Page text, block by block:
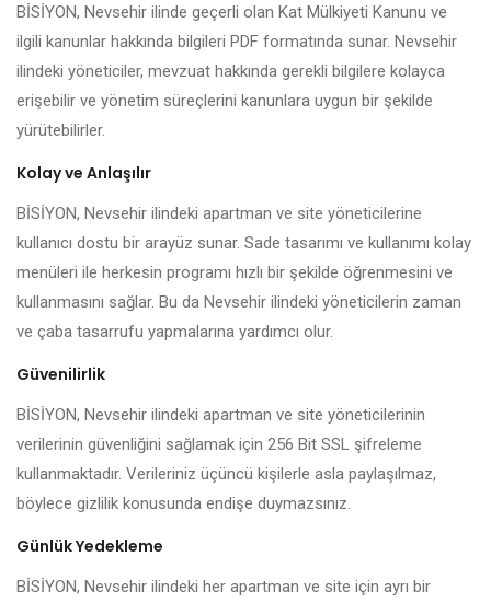
BİSİYON, Nevsehir ilinde geçerli olan Kat Mülkiyeti Kanunu ve
ilgili kanunlar hakkında bilgileri PDF formatında sunar. Nevsehir
ilindeki yöneticiler, mevzuat hakkında gerekli bilgilere kolayca
erişebilir ve yönetim süreçlerini kanunlara uygun bir şekilde
yürütebilirler.
Kolay ve Anlaşılır
BİSİYON, Nevsehir ilindeki apartman ve site yöneticilerine
kullanıcı dostu bir arayüz sunar. Sade tasarımı ve kullanımı kolay
menüleri ile herkesin programı hızlı bir şekilde öğrenmesini ve
kullanmasını sağlar. Bu da Nevsehir ilindeki yöneticilerin zaman
ve çaba tasarrufu yapmalarına yardımcı olur.
Güvenilirlik
BİSİYON, Nevsehir ilindeki apartman ve site yöneticilerinin
verilerinin güvenliğini sağlamak için 256 Bit SSL şifreleme
kullanmaktadır. Verileriniz üçüncü kişilerle asla paylaşılmaz,
böylece gizlilik konusunda endişe duymazsınız.
Günlük Yedekleme
BİSİYON, Nevsehir ilindeki her apartman ve site için ayrı bir